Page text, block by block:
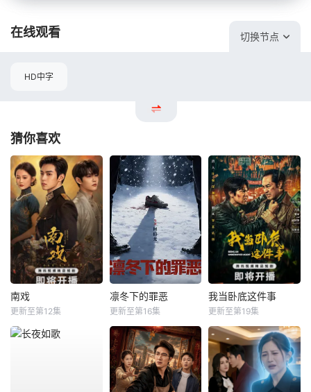
在线观看 切换节点
HD中字
猜你喜欢
南戏
更新至第12集
凛冬下的罪恶
更新至第16集
我当卧底这件事
更新至第19集